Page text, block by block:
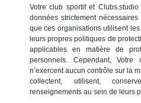
Votre club sportif et
données strictement
que ces organisations utilisent
leurs propres politiques de
applicables en matière de
personnels. Cependant,
n’exercent aucun contrôle sur la
collectent, utilisent,
renseignements au sein de leurs